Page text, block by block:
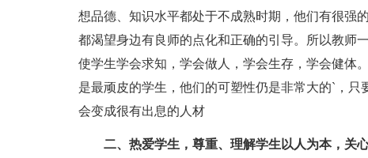
想品德、知识水平都处于不成熟时期，他们有很强
都渴望身边有良师的点化和正确的引导。所以教师
使学生学会求知，学会做人，学会生存，学会健体
是最顽皮的学生，他们的可塑性仍是非常大的`，
会变成很有出息的人材
二、热爱学生，尊重、理解学生以人为本，关心